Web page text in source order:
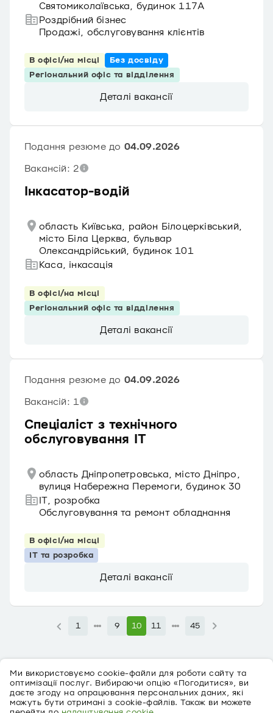
Ми використовуємо cookie-файли для роботи сайту та
оптимізації послуг. Вибираючи опцію «Погодитися», ви
даєте згоду на опрацювання персональних даних, які
можуть бути отримані з cookie-файлів. Також ви можете
Святомиколаївська, будинок 117А
Роздрібний бізнес
Продажі, обслуговування клієнтів
В офісі/на місці
Без досвіду
Регіональний офіс та відділення
Деталі вакансії
Інкасатор-водій
Подання резюме до 04.09.2026
Вакансій: 2
область Київська, район Білоцерківський,
місто Біла Церква, бульвар
Олександрійський, будинок 101
Каса, інкасація
В офісі/на місці
Регіональний офіс та відділення
Деталі вакансії
Спеціаліст з технічного
обслуговування ІТ
Подання резюме до 04.09.2026
Вакансій: 1
область Дніпропетровська, місто Дніпро,
вулиця Набережна Перемоги, будинок 30
IT, розробка
Обслуговування та ремонт обладнання
В офісі/на місці
IT та розробка
Деталі вакансії
1 9 10 11 45